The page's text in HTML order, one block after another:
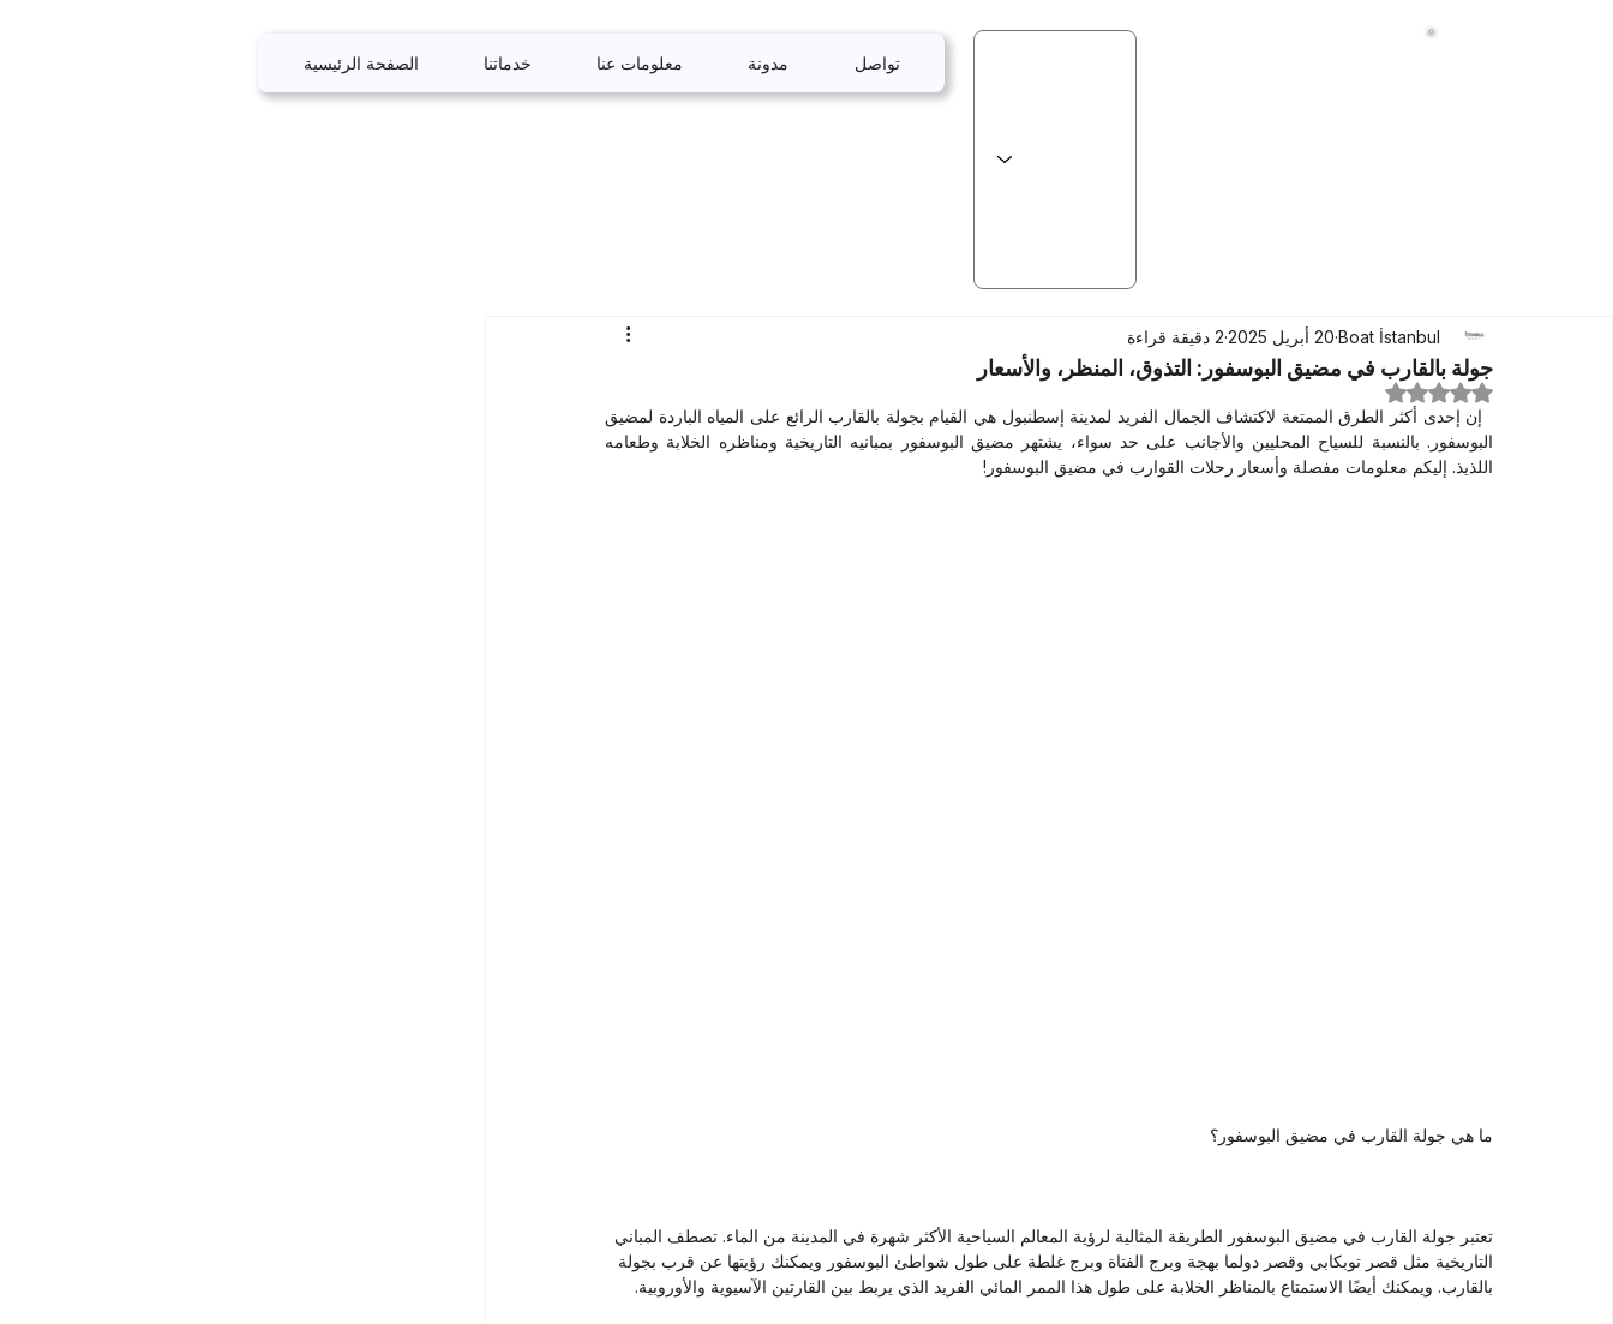
الصفحة الرئيسية خدماتنا معلومات عنا مدونة تواصل
جولة بالقارب في مضيق البوسفور: التذوق، المنظر، والأسعار
Boat İstanbul 20 أبريل 2025 2 دقيقة قراءة
تم التقييم بـ ليس رقمًا من أصل 5 نجوم.
اللذيذ. إليكم معلومات مفصلة وأسعار رحلات القوارب في مضيق البوسفور!
ما هي جولة القارب في مضيق البوسفور؟
تعتبر جولة القارب في مضيق البوسفور الطريقة المثالية لرؤية المعالم السياحية الأكثر شهرة في المدينة من الماء. تصطف المباني
التاريخية مثل قصر توبكابي وقصر دولما بهجة وبرج الفتاة وبرج غلطة على طول شواطئ البوسفور ويمكنك رؤيتها عن قرب بجولة
بالقارب. ويمكنك أيضًا الاستمتاع بالمناظر الخلابة على طول هذا الممر المائي الفريد الذي يربط بين القارتين الآسيوية والأوروبية.